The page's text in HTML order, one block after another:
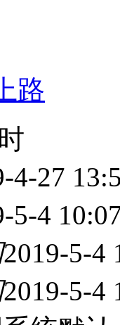
路
4-27
5-4
2019-5-4
2019-5-4